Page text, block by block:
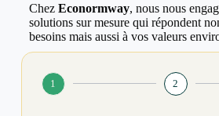
Chez Econormway, nous nous
solutions sur mesure qui répondent
besoins mais aussi à vos valeurs
1 2